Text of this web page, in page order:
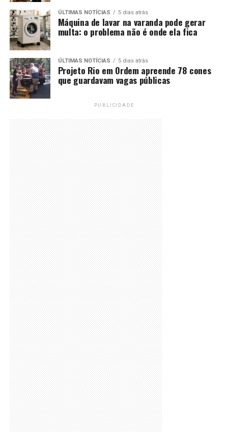
ÚLTIMAS NOTÍCIAS 5 dias atrás
Máquina de lavar na varanda pode gerar
multa: o problema não é onde ela fica
ÚLTIMAS NOTÍCIAS 5 dias atrás
Projeto Rio em Ordem apreende 78 cones
que guardavam vagas públicas
PUBLICIDADE